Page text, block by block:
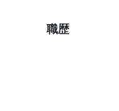
職歴